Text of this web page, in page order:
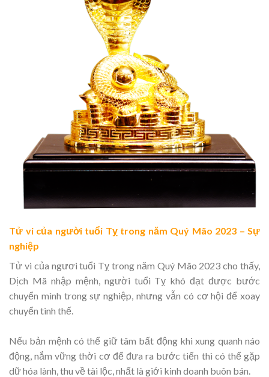
Tử vi của người tuổi Tỵ trong năm Quý Mão 2023 – Sự
nghiệp
Tử vi của ngươi tuổi Tỵ trong năm Quý Mão 2023 cho thấy,
Dịch Mã nhập mệnh, người tuổi Tỵ khó đạt được bước
chuyển mình trong sự nghiệp, nhưng vẫn có cơ hội để xoay
chuyển tình thế.
Nếu bản mệnh có thể giữ tâm bất động khi xung quanh náo
động, nắm vững thời cơ để đưa ra bước tiến thì có thể gặp
dữ hóa lành, thu về tài lộc, nhất là giới kinh doanh buôn bán.